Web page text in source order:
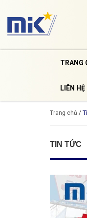
TRANG
LIÊN HỆ
Trang chủ /
TIN TỨC